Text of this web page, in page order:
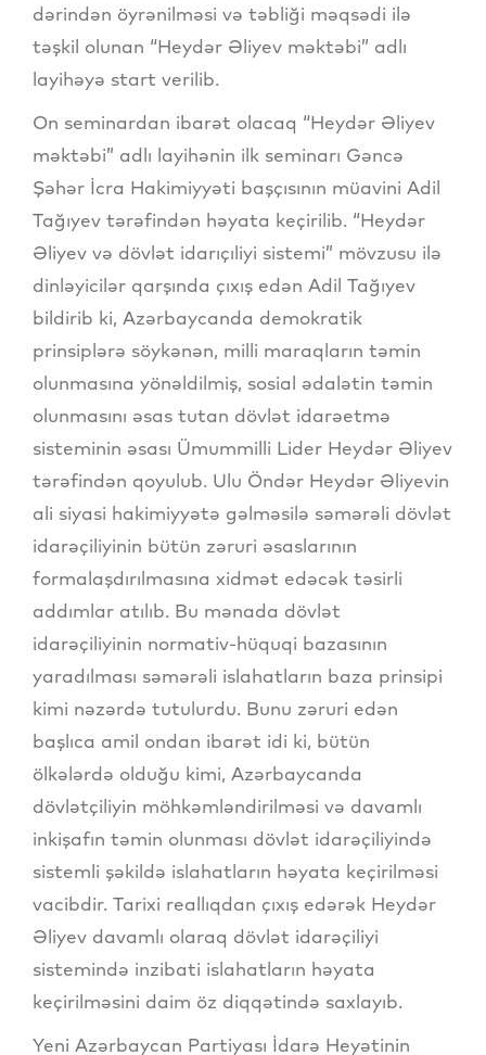
dərindən öyrənilməsi və təbliği məqsədi ilə
təşkil olunan “Heydər Əliyev məktəbi” adlı
layihəyə start verilib.
On seminardan ibarət olacaq “Heydər Əliyev
məktəbi” adlı layihənin ilk seminarı Gəncə
Şəhər İcra Hakimiyyəti başçısının müavini Adil
Tağıyev tərəfindən həyata keçirilib. “Heydər
Əliyev və dövlət idarıçıliyi sistemi” mövzusu ilə
dinləyicilər qarşında çıxış edən Adil Tağıyev
bildirib ki, Azərbaycanda demokratik
prinsiplərə söykənən, milli maraqların təmin
olunmasına yönəldilmiş, sosial ədalətin təmin
olunmasını əsas tutan dövlət idarəetmə
sisteminin əsası Ümummilli Lider Heydər Əliyev
tərəfindən qoyulub. Ulu Öndər Heydər Əliyevin
ali siyasi hakimiyyətə gəlməsilə səmərəli dövlət
idarəçiliyinin bütün zəruri əsaslarının
formalaşdırılmasına xidmət edəcək təsirli
addımlar atılıb. Bu mənada dövlət
idarəçiliyinin normativ-hüquqi bazasının
yaradılması səmərəli islahatların baza prinsipi
kimi nəzərdə tutulurdu. Bunu zəruri edən
başlıca amil ondan ibarət idi ki, bütün
ölkələrdə olduğu kimi, Azərbaycanda
dövlətçiliyin möhkəmləndirilməsi və davamlı
inkişafın təmin olunması dövlət idarəçiliyində
sistemli şəkildə islahatların həyata keçirilməsi
vacibdir. Tarixi reallıqdan çıxış edərək Heydər
Əliyev davamlı olaraq dövlət idarəçiliyi
sistemində inzibati islahatların həyata
keçirilməsini daim öz diqqətində saxlayıb.
Yeni Azərbaycan Partiyası İdarə Heyətinin